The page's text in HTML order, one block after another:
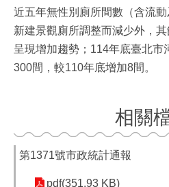
近五年無性別廁所間數（含流
新建景觀廁所調整而減少外，
呈現增加趨勢；114年底臺北市
300間，較110年底增加8間。
相關
第1371號市政統計通報
pdf(351.93 KB)